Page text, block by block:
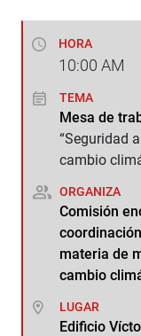
HORA
10:00 AM
TEMA
Mesa de
“Seguridad
cambio
ORGANIZA
Comisión
materia de
cambio
LUGAR
Edificio